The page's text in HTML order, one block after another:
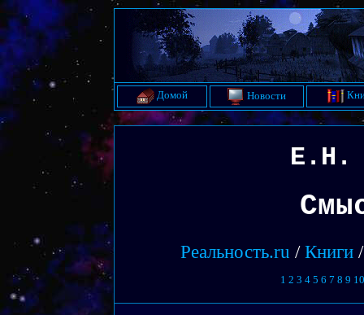
Домой Новости
Е.Н.
Реальность.ru /Книги
1 2 3 4 5 6 7 8 9 10